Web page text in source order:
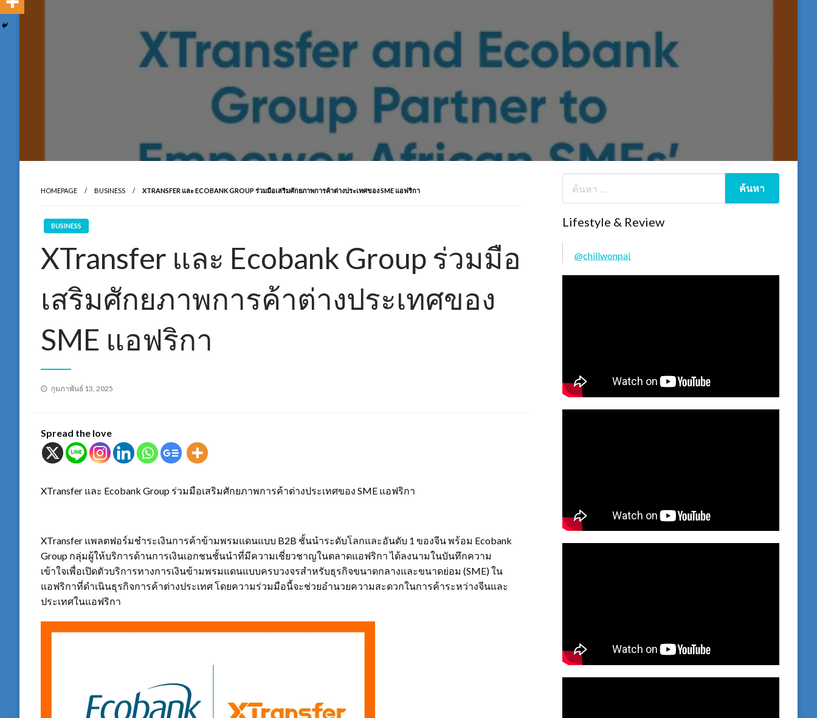
HOMEPAGE BUSINESS XTRANSFER และ ECOBANK GROUP ร่วมมือเสริมศักยภาพการค้าต่างประเทศของ SME แอฟริกา
BUSINESS
XTransfer และ Ecobank Group ร่วมมือ
เสริมศักยภาพการค้าต่างประเทศของ
SME แอฟริกา
Posted
กุมภาพันธ์ 13, 2025
Spread the love
XTransfer และ Ecobank Group ร่วมมือเสริมศักยภาพการค้าต่างประเทศของ SME แอฟริกา
XTransfer แพลตฟอร์มชำระเงินการค้าข้ามพรมแดนแบบ B2B ชั้นนำระดับโลกและอันดับ 1 ของจีน พร้อม Ecobank
Group กลุ่มผู้ให้บริการด้านการเงินเอกชนชั้นนำที่มีความเชี่ยวชาญในตลาดแอฟริกา ได้ลงนามในบันทึกความ
เข้าใจเพื่อเปิดตัวบริการทางการเงินข้ามพรมแดนแบบครบวงจรสำหรับธุรกิจขนาดกลางและขนาดย่อม (SME) ใน
แอฟริกาที่ดำเนินธุรกิจการค้าต่างประเทศ โดยความร่วมมือนี้จะช่วยอำนวยความสะดวกในการค้าระหว่างจีนและ
ประเทศในแอฟริกา
Lifestyle & Review
@chillwonpai